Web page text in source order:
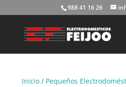
988 41 16 26
Inicio/ Pequeños